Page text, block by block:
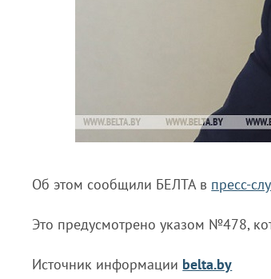
Об этом сообщили БЕЛТА в пресс-
Это предусмотрено указом №478,
Источник информации belta.by